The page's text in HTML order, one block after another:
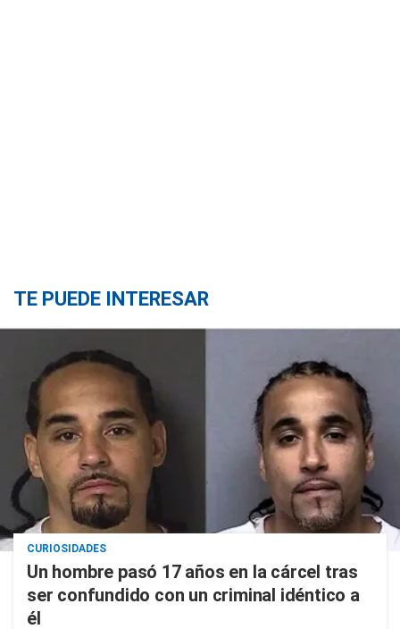
TE PUEDE INTERESAR
CURIOSIDADES
Un hombre pasó 17 años en la cárcel tras
ser confundido con un criminal idéntico a
él